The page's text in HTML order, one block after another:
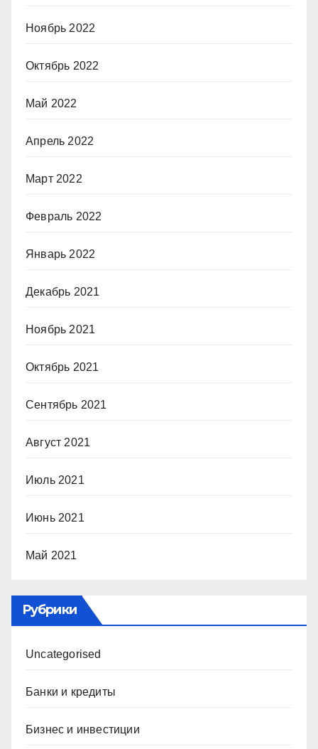
Ноябрь 2022
Октябрь 2022
Май 2022
Апрель 2022
Март 2022
Февраль 2022
Январь 2022
Декабрь 2021
Ноябрь 2021
Октябрь 2021
Сентябрь 2021
Август 2021
Июль 2021
Июнь 2021
Май 2021
Рубрики
Uncategorised
Банки и кредиты
Бизнес и инвестиции